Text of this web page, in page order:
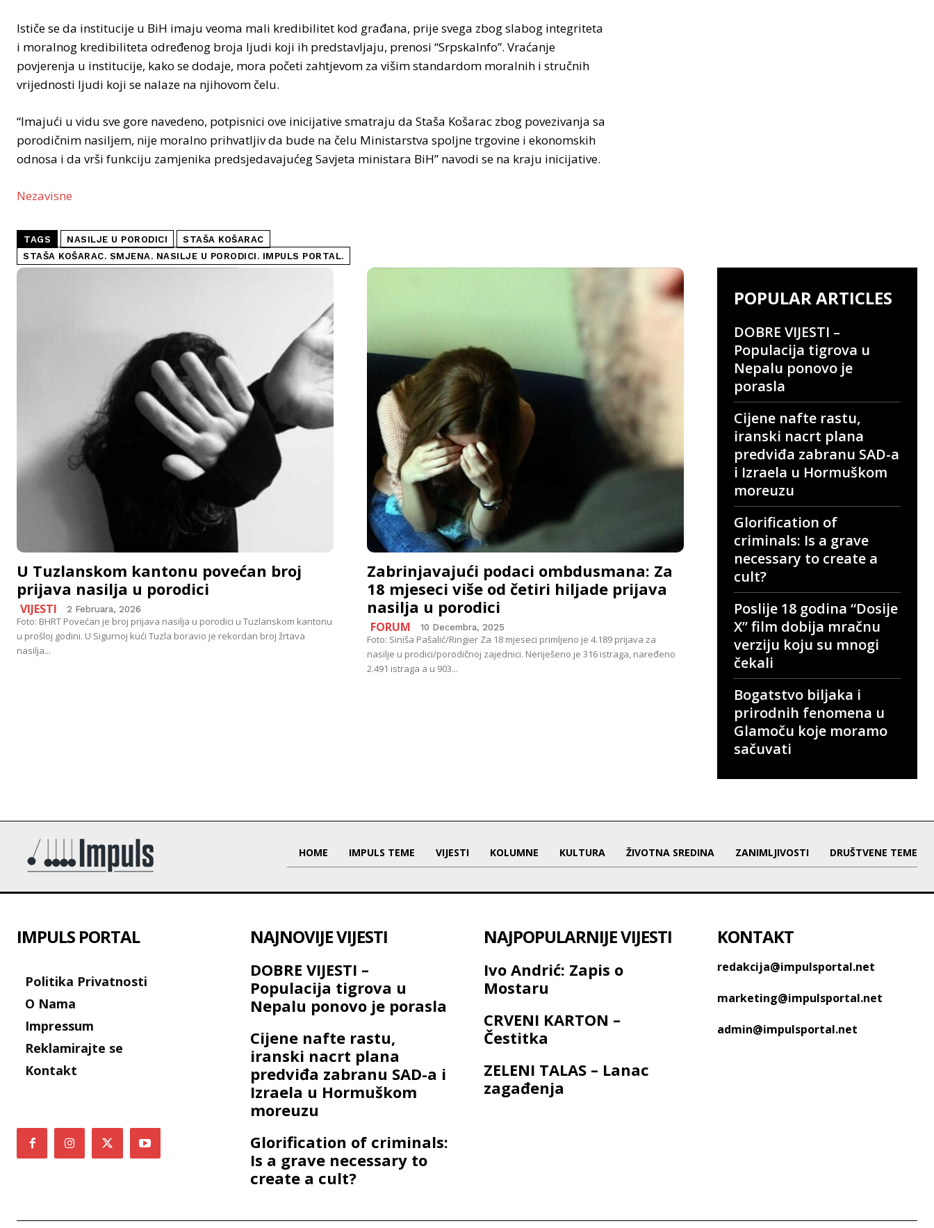
Ističe se da institucije u BiH imaju veoma mali kredibilitet kod građana, prije svega zbog slabog integriteta
i moralnog kredibiliteta određenog broja ljudi koji ih predstavljaju, prenosi “SrpskaInfo”. Vraćanje
povjerenja u institucije, kako se dodaje, mora početi zahtjevom za višim standardom moralnih i stručnih
vrijednosti ljudi koji se nalaze na njihovom čelu.
“Imajući u vidu sve gore navedeno, potpisnici ove inicijative smatraju da Staša Košarac zbog povezivanja sa
porodičnim nasiljem, nije moralno prihvatljiv da bude na čelu Ministarstva spoljne trgovine i ekonomskih
odnosa i da vrši funkciju zamjenika predsjedavajućeg Savjeta ministara BiH” navodi se na kraju inicijative.
Nezavisne
TAGS NASILJE U PORODICI
STAŠA KOŠARAC
STAŠA KOŠARAC. SMJENA. NASILJE U PORODICI. IMPULS PORTAL.
U Tuzlanskom kantonu povećan broj
prijava nasilja u porodici
VIJESTI 2 Februara, 2026
Foto: BHRT Povećan je broj prijava nasilja u porodici u Tuzlanskom kantonu
u prošloj godini. U Sigurnoj kući Tuzla boravio je rekordan broj žrtava
nasilja...
Zabrinjavajući podaci ombdusmana: Za
18 mjeseci više od četiri hiljade prijava
nasilja u porodici
FORUM 10 Decembra, 2025
Foto: Siniša Pašalić/Ringier Za 18 mjeseci primljeno je 4.189 prijava za
nasilje u prodici/porodičnoj zajednici. Neriješeno je 316 istraga, naređeno
2.491 istraga a u 903...
POPULAR ARTICLES
DOBRE VIJESTI –
Populacija tigrova u
Nepalu ponovo je
porasla
Cijene nafte rastu,
iranski nacrt plana
predviđa zabranu SAD-a
i Izraela u Hormuškom
moreuzu
Glorification of
criminals: Is a grave
necessary to create a
cult?
Poslije 18 godina “Dosije
X” film dobija mračnu
verziju koju su mnogi
čekali
Bogatstvo biljaka i
prirodnih fenomena u
Glamoču koje moramo
sačuvati
HOME IMPULS TEME VIJESTI KOLUMNE KULTURA ŽIVOTNA SREDINA ZANIMLJIVOSTI DRUŠTVENE TEME
IMPULS PORTAL
Politika Privatnosti
O Nama
Impressum
Reklamirajte se
Kontakt
NAJNOVIJE VIJESTI
DOBRE VIJESTI –
Populacija tigrova u
Nepalu ponovo je porasla
Cijene nafte rastu,
iranski nacrt plana
predviđa zabranu SAD-a i
Izraela u Hormuškom
moreuzu
Glorification of criminals:
Is a grave necessary to
create a cult?
NAJPOPULARNIJE VIJESTI
Ivo Andrić: Zapis o
Mostaru
CRVENI KARTON –
Čestitka
ZELENI TALAS – Lanac
zagađenja
KONTAKT
redakcija@impulsportal.net
marketing@impulsportal.net
admin@impulsportal.net